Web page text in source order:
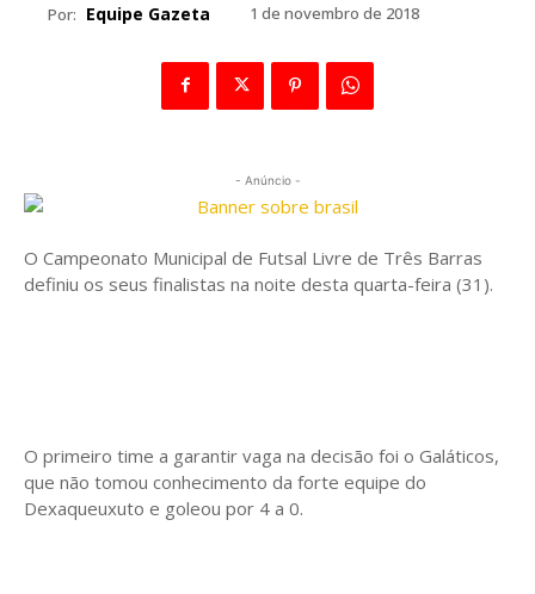
Por: Equipe Gazeta 1 de novembro de 2018
- Anúncio -
O Campeonato Municipal de Futsal Livre de Três Barras
definiu os seus finalistas na noite desta quarta-feira (31).
O primeiro time a garantir vaga na decisão foi o Galáticos,
que não tomou conhecimento da forte equipe do
Dexaqueuxuto e goleou por 4 a 0.